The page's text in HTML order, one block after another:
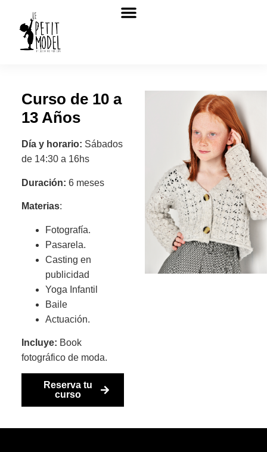
Curso de 10 a
13 Años
Día y horario: Sábados
de 14:30 a 16hs
Duración: 6 meses
Materias:
Fotografía.
Pasarela.
Casting en
publicidad
Yoga Infantil
Baile
Actuación.
Incluye: Book
fotográfico de moda.
Reserva tu
curso